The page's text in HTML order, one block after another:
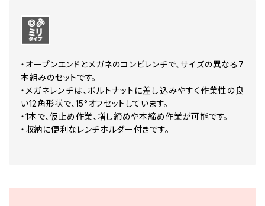
・オープンエンドとメガネのコンビレンチで、サイズの異なる7
本組みのセットです。
・メガネレンチは、ボルトナットに差し込みやすく作業性の良
い12角形状で、15°オフセットしています。
・1本で、仮止め作業、増し締めや本締め作業が可能です。
・収納に便利なレンチホルダー付きです。